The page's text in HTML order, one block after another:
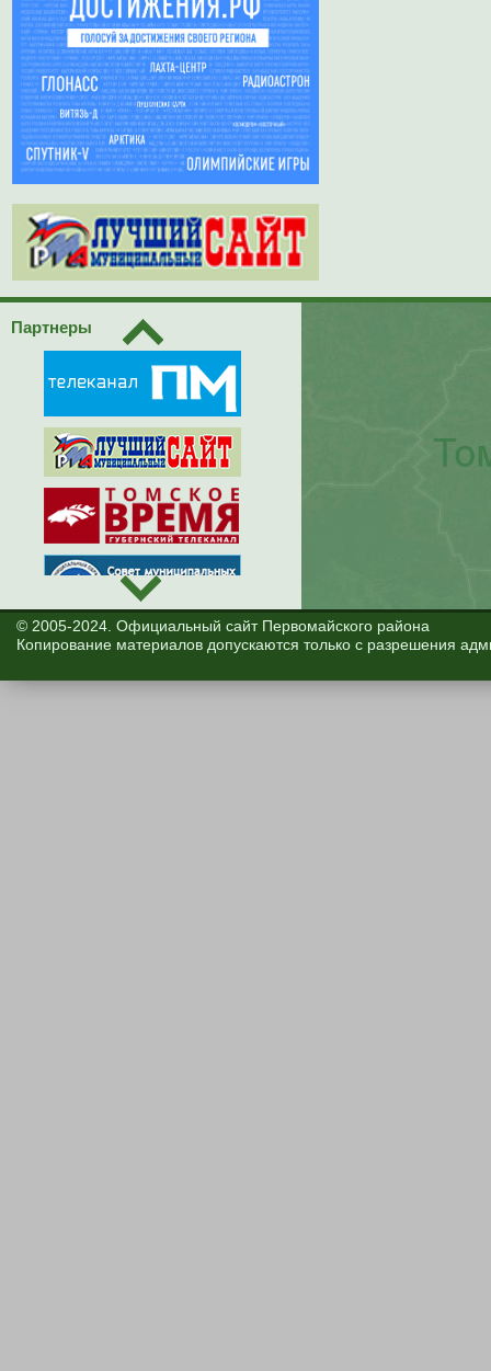
Партнеры
© 2005-2024. Официальный сайт Первомайского района
Копирование материалов допускаются только с разрешения